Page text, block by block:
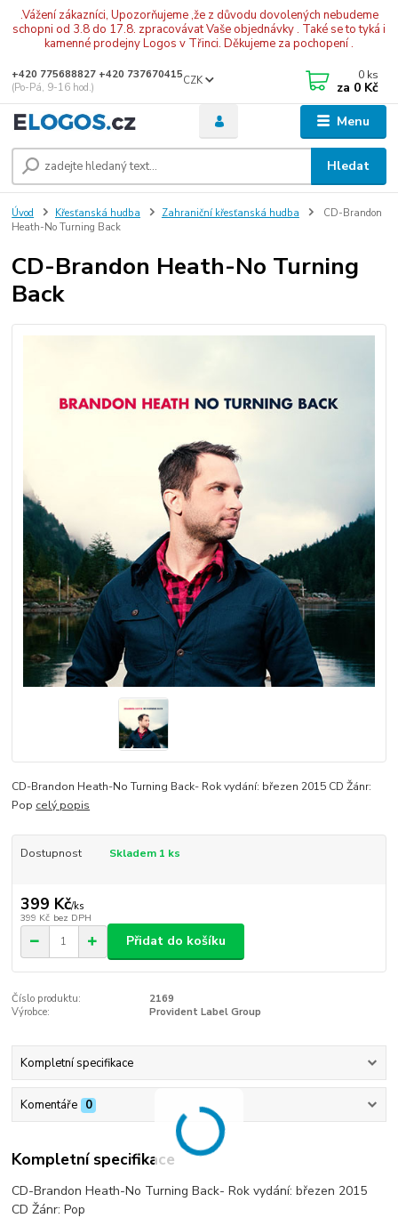
.Vážení zákazníci, Upozorňujeme ,že z důvodu dovolených nebudeme
schopni od 3.8 do 17.8. zpracovávat Vaše objednávky . Také se to tyká i
kamenné prodejny Logos v Třinci. Děkujeme za pochopení .
Menu
CZK
Hledat
+420 775688827 +420 737670415
(Po-Pá, 9-16 hod.)
0 ks
za 0 Kč
Úvod Křesťanská hudba Zahraniční křesťanská hudba
CD-Brandon
Heath-No Turning Back
CD-Brandon Heath-No Turning
Back
CD-Brandon Heath-No Turning Back- Rok vydání: březen 2015 CD Žánr:
Pop celý popis
Dostupnost Skladem 1 ks
399 Kč/ks
399 Kč bez DPH
Přidat do košíku
Číslo produktu:
2169
Výrobce:
Provident Label Group
Kompletní specifikace
Komentáře 0
Kompletní specifikace
CD-Brandon Heath-No Turning Back- Rok vydání: březen 2015
CD Žánr: Pop